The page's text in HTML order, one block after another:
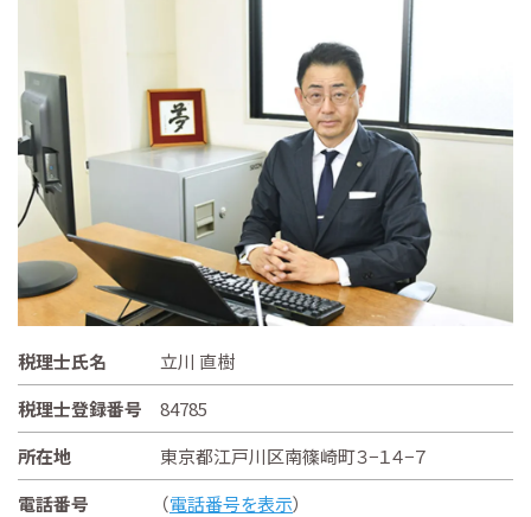
税理士氏名
立川 直樹
税理士登録番号
84785
所在地
東京都江戸川区南篠崎町３−１４−７
電話番号
（電話番号を表示）